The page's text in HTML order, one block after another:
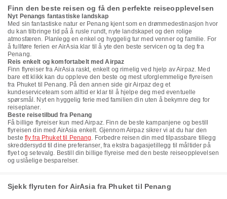
Finn den beste reisen og få den perfekte reiseopplevelsen
Nyt Penangs fantastiske landskap
Med sin fantastiske natur er Penang kjent som en drømmedestinasjon hvor
du kan tilbringe tid på å rusle rundt, nyte landskapet og den rolige
atmosfæren. Planlegg en enkel og hyggelig tur med venner og familie. For
å fullføre ferien er AirAsia klar til å yte den beste servicen og ta deg fra
Penang.
Reis enkelt og komfortabelt med Airpaz
Finn flyreiser fra AirAsia raskt, enkelt og rimelig ved hjelp av Airpaz. Med
bare ett klikk kan du oppleve den beste og mest uforglemmelige flyreisen
fra Phuket til Penang. På den annen side gir Airpaz deg et
kundeserviceteam som alltid er klar til å hjelpe deg med eventuelle
spørsmål. Nyt en hyggelig ferie med familien din uten å bekymre deg for
reiseplaner.
Beste reisetilbud fra Penang
Få billige flyreiser kun med Airpaz. Finn de beste kampanjene og bestill
flyreisen din med AirAsia enkelt. Gjennom Airpaz sikrer vi at du har den
beste fly fra Phuket til Penang. Forbedre reisen din med tilpassbare tillegg
skreddersydd til dine preferanser, fra ekstra bagasjetillegg til måltider på
flyet og setevalg. Bestill din billige flyreise med den beste reiseopplevelsen
og uslåelige besparelser.
Sjekk flyruten for AirAsia fra Phuket til Penang